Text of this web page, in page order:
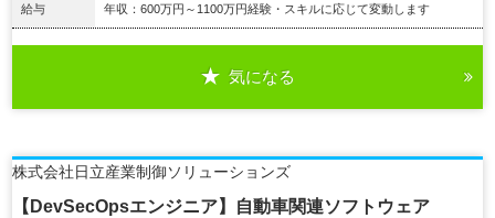
給与 年収：600万円～1100万円経験・スキルに応じて変動します
気になる
株式会社日立産業制御ソリューションズ
【DevSecOpsエンジニア】自動車関連ソフトウェア